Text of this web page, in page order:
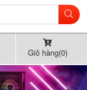
Giỏ hàng(0)